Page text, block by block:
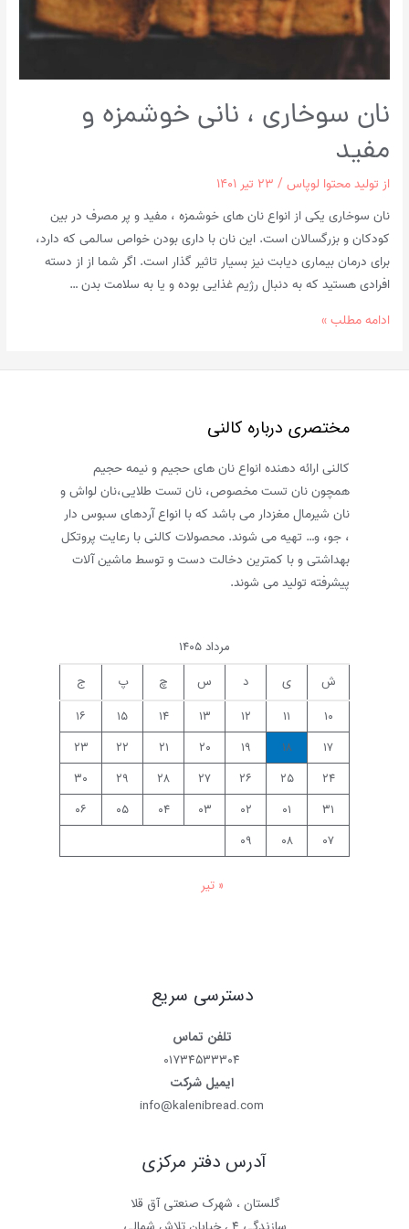
نان سوخاری ، نانی خوشمزه و
مفید
از تولید محتوا لوپاس/ ۲۳ تیر ۱۴۰۱
نان سوخاری یکی از انواع نان های خوشمزه ، مفید و پر مصرف در بین
کودکان و بزرگسالان است. این نان با داری بودن خواص سالمی که دارد،
برای درمان بیماری دیابت نیز بسیار تاثیر گذار است. اگر شما از از دسته
افرادی هستید که به دنبال رژیم غذایی بوده و یا به سلامت بدن …
نان
ادامه مطلب »
مختصری درباره کالنی
کالنی ارائه دهنده انواع نان های حجیم و نیمه حجیم
همچون نان تست مخصوص، نان تست طلایی،نان لواش و
نان شیرمال مغزدار می باشد که با انواع آردهای سبوس دار
، جو، و… تهیه می شوند. محصولات کالنی با رعایت پروتکل
بهداشتی و با کمترین دخالت دست و توسط ماشین آلات
پیشرفته تولید می شوند.
مرداد ۱۴۰۵
ش
ی د س چ پ
ج
۱۰
۱۱ ۱۲ ۱۳ ۱۴ ۱۵
۱۶
۱۷
۱۸ ۱۹ ۲۰ ۲۱ ۲۲
۲۳
۲۴
۲۵ ۲۶ ۲۷ ۲۸ ۲۹
۳۰
۳۱
۰۱ ۰۲ ۰۳ ۰۴ ۰۵
۰۶
۰۷
۰۸ ۰۹
« تیر
دسترسی سریع
تلفن تماس
۰۱۷۳۴۵۳۳۳۰۴
ایمیل شرکت
info@kalenibread.com
آدرس دفتر مرکزی
گلستان ، شهرک صنعتی آق قلا